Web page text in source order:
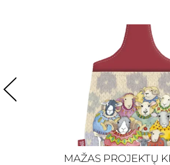
MAŽAS PROJEKTŲ